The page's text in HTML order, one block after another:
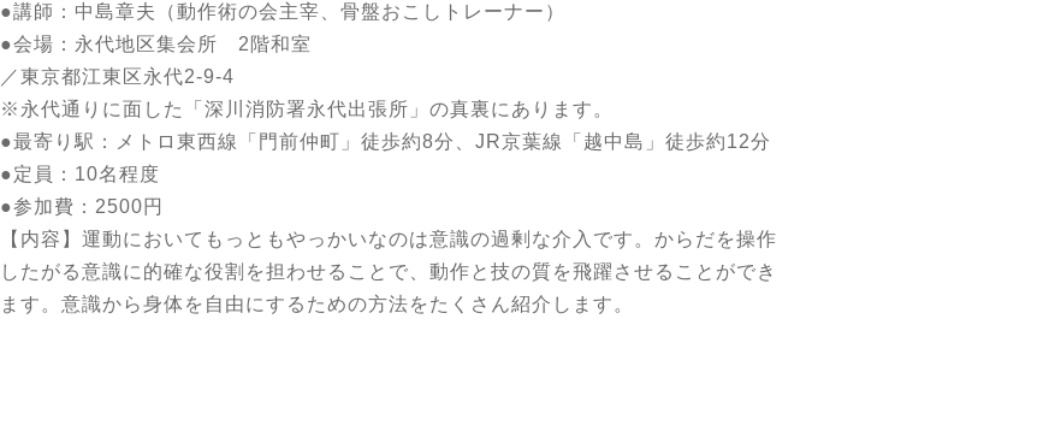
●講師：中島章夫（動作術の会主宰、骨盤おこしトレーナー）
●会場：永代地区集会所 2階和室
／東京都江東区永代2-9-4
※永代通りに面した「深川消防署永代出張所」の真裏にあります。
●最寄り駅：メトロ東西線「門前仲町」徒歩約8分、JR京葉線「越中島」徒歩約12分
●定員：10名程度
●参加費：2500円
【内容】運動においてもっともやっかいなのは意識の過剰な介入です。からだを操作
したがる意識に的確な役割を担わせることで、動作と技の質を飛躍させることができ
ます。意識から身体を自由にするための方法をたくさん紹介します。